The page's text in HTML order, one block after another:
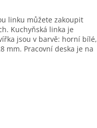
linku můžete zakoupit
Kuchyňská linka je
jsou v barvě: horní bílé,
mm. Pracovní deska je na